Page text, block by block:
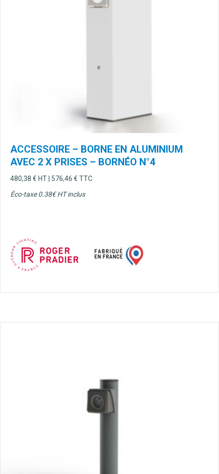
ACCESSOIRE – BORNE EN ALUMINIUM
AVEC 2 X PRISES – BORNÉO N°4
480,38 € HT | 576,46 € TTC
Éco-taxe 0.38€ HT inclus